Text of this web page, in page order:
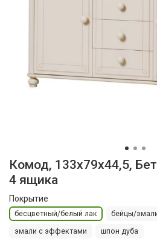
Комод, 133х79x44,5,
4 ящика
Покрытие
бесцветный/белый лак бейцы/
эмали с эффектами шпон дуба